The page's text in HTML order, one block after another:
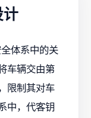
体系中的关
车辆交由第
限制其对车
中，代客钥